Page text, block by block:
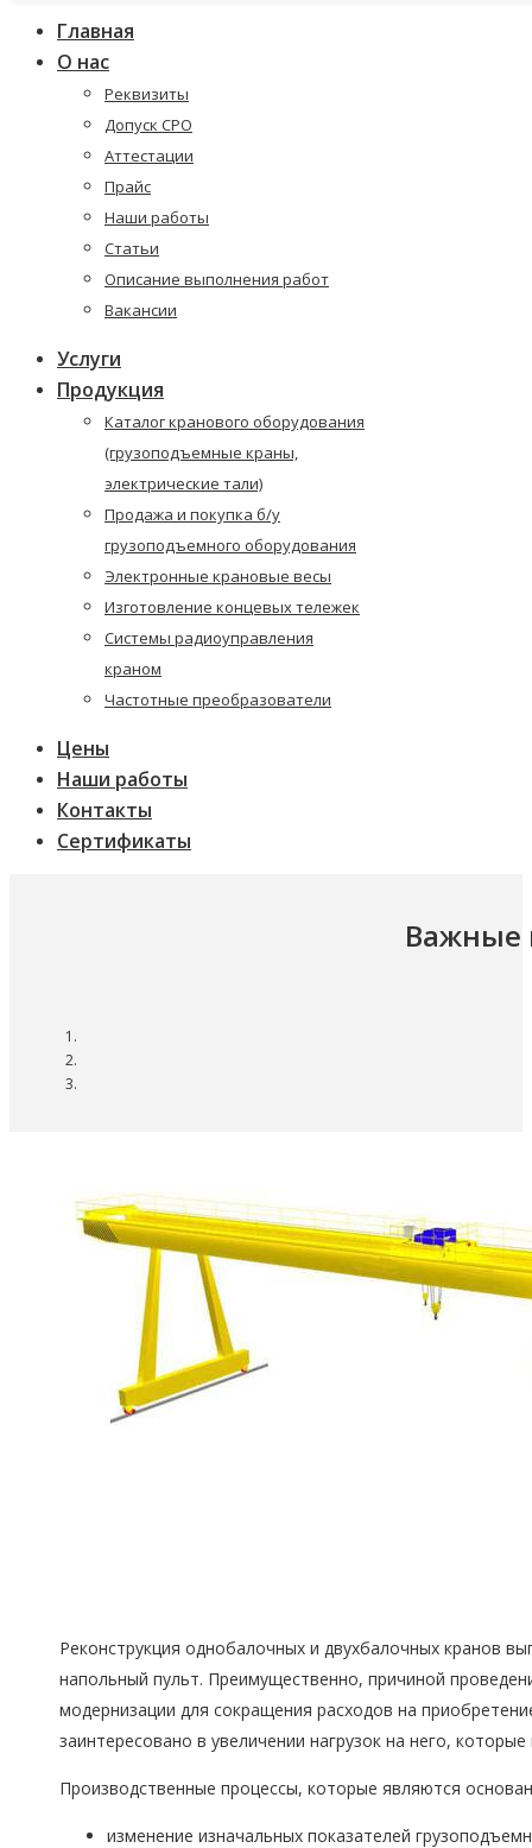
Главная
О нас
Реквизиты
Допуск СРО
Аттестации
Прайс
Наши работы
Статьи
Описание выполнения работ
Вакансии
Услуги
Продукция
Каталог кранового оборудования
(грузоподъемные краны,
электрические тали)
Продажа и покупка б/у
грузоподъемного оборудования
Электронные крановые весы
Изготовление концевых тележек
Системы радиоуправления
краном
Частотные преобразователи
Цены
Наши работы
Контакты
Сертификаты
Важные
Реконструкция однобалочных и двухбалочных кранов
напольный пульт. Преимущественно, причиной
модернизации для сокращения расходов на
заинтересовано в увеличении нагрузок на него,
Производственные процессы, которые являются
изменение изначальных показателей